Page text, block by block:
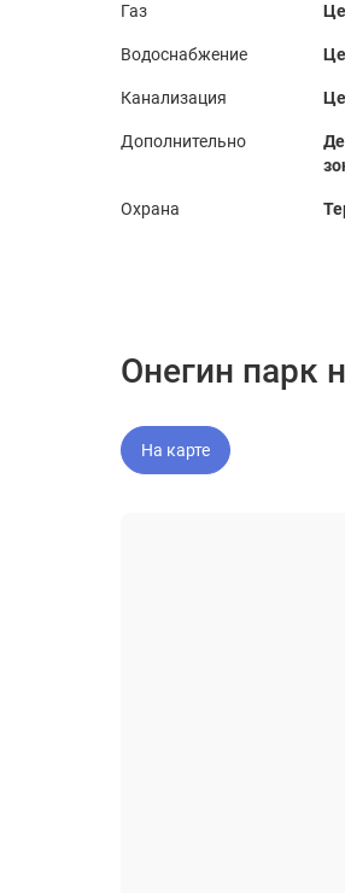
Газ
Водоснабжение
Канализация
Дополнительно
Охрана
Онегин парк
На карте